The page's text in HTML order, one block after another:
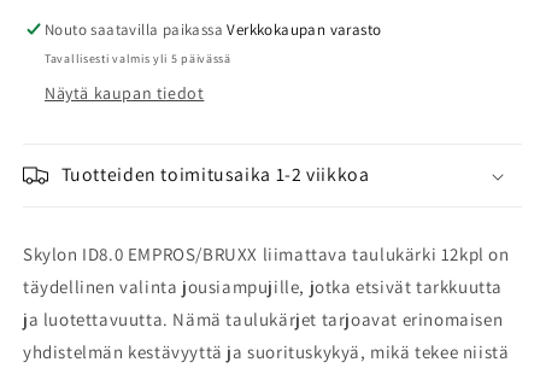
taulukärki
12kpl
taulukärki
12kpl
Nouto saatavilla paikassaVerkkokaupan varasto
Tavallisesti valmis yli 5 päivässä
Näytä kaupan tiedot
Tuotteiden toimitusaika 1-2 viikkoa
Skylon ID8.0 EMPROS/BRUXX liimattava taulukärki 12kpl on
täydellinen valinta jousiampujille, jotka etsivät tarkkuutta
ja luotettavuutta. Nämä taulukärjet tarjoavat erinomaisen
yhdistelmän kestävyyttä ja suorituskykyä, mikä tekee niistä